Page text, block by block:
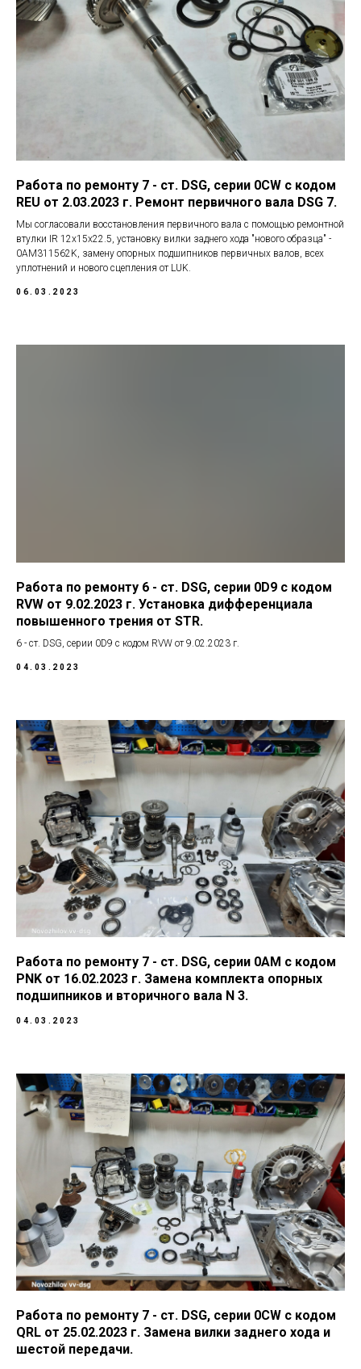
Работа по ремонту 7 - ст. DSG, серии 0CW с кодом
REU от 2.03.2023 г. Ремонт первичного вала DSG 7.
Мы согласовали восстановления первичного вала с помощью ремонтной
втулки IR 12x15x22.5, установку вилки заднего хода "нового образца" -
0AM311562K, замену опорных подшипников первичных валов, всех
уплотнений и нового сцепления от LUK.
06.03.2023
Работа по ремонту 6 - ст. DSG, серии 0D9 с кодом
RVW от 9.02.2023 г. Установка дифференциала
повышенного трения от STR.
6 - ст. DSG, серии 0D9 с кодом RVW от 9.02.2023 г.
04.03.2023
Работа по ремонту 7 - ст. DSG, серии 0AM с кодом
PNK от 16.02.2023 г. Замена комплекта опорных
подшипников и вторичного вала N 3.
04.03.2023
Работа по ремонту 7 - ст. DSG, серии 0CW с кодом
QRL от 25.02.2023 г. Замена вилки заднего хода и
шестой передачи.